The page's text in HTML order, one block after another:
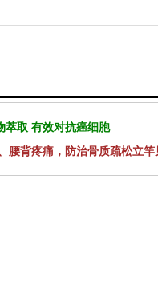
萃取 有效对抗癌细胞
腰背疼痛，防治骨质疏松立竿